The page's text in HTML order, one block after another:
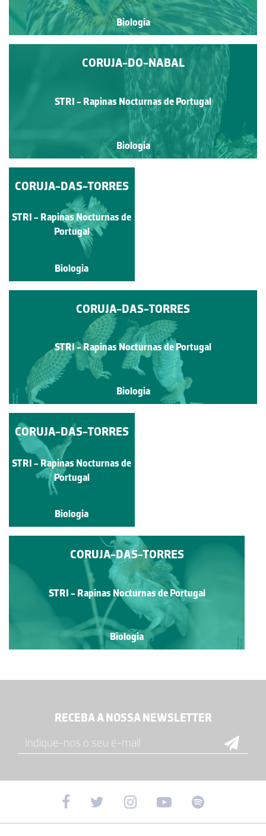
Biologia
CORUJA-DO-NABAL
STRI - Rapinas Nocturnas de Portugal
Biologia
CORUJA-DAS-
TORRES
Andreina da Silva
Biologia
CORUJA-DAS-TORRES
STRI - Rapinas Nocturnas de Portugal
Biologia
CORUJA-DAS-TORRES
STRI - Rapinas Nocturnas de
Portugal
Biologia
CORUJA-DAS-
TORRES
STRI - Rapinas Nocturnas
de Portugal
Biologia
CORUJA-DAS-TORRES
STRI - Rapinas Nocturnas de Portugal
Biologia
CORUJA-DAS-TORRES
STRI - Rapinas Nocturnas de
Portugal
Biologia
RECEBA A NOSSA NEWSLETTER